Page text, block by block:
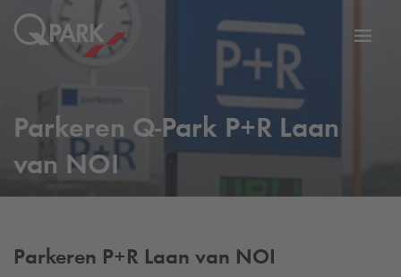
Parkeren Q-Park P+R Laan
van NOI
Parkeren P+R Laan van NOI